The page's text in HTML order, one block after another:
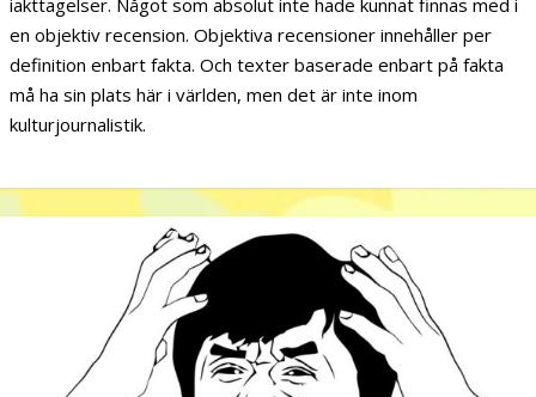
en objektiv recension. Objektiva recensioner innehåller per
definition enbart fakta. Och texter baserade enbart på fakta
må ha sin plats här i världen, men det är inte inom
kulturjournalistik.